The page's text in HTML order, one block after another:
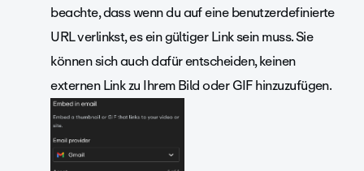
beachte, dass wenn du auf eine benutzerdefinierte
URL verlinkst, es ein gültiger Link sein muss. Sie
können sich auch dafür entscheiden, keinen
externen Link zu Ihrem Bild oder GIF hinzuzufügen.